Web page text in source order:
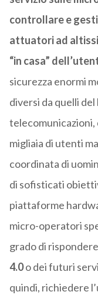
controllare e
attuatori ad
“in casa”
sicurezza enormi
diversi da quelli
migliaia di utenti
coordinata di
di sofisticati
piattaforme
micro-operatori
grado di
4.0o dei futuri
quindi, richiedere